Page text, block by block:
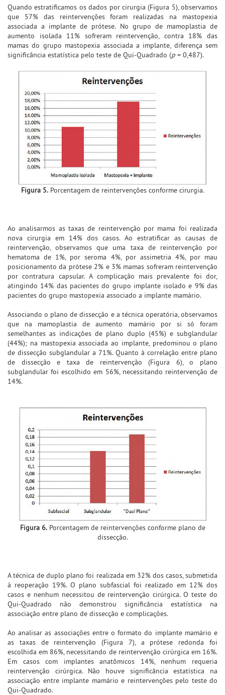
Quando estratificamos os dados por cirurgia (Figura 5), observamos
que 57% das reintervenções foram realizadas na mastopexia
associada a implante de prótese. No grupo de mamoplastia de
aumento isolada 11% sofreram reintervenção, contra 18% das
mamas do grupo mastopexia associada a implante, diferença sem
significância estatística pelo teste de Qui-Quadrado (p = 0,487).
Figura 5.Porcentagem de reintervenções conforme cirurgia.
Ao analisarmos as taxas de reintervenção por mama foi realizada
nova cirurgia em 14% dos casos. Ao estratificar as causas de
reintervenção, observamos que uma taxa de reintervenção por
hematoma de 1%, por seroma 4%, por assimetria 4%, por mau
posicionamento da prótese 2% e 3% mamas sofreram reintervenção
por contratura capsular. A complicação mais prevalente foi dor,
atingindo 14% das pacientes do grupo implante isolado e 9% das
pacientes do grupo mastopexia associado a implante mamário.
Associando o plano de dissecção e a técnica operatória, observamos
que na mamoplastia de aumento mamário por si só foram
semelhantes as indicações de plano duplo (45%) e subglandular
(44%); na mastopexia associada ao implante, predominou o plano
de dissecção subglandular a 71%. Quanto à correlação entre plano
de dissecção e taxa de reintervenção (Figura 6), o plano
subglandular foi escolhido em 56%, necessitando reintervenção de
14%.
Figura 6.Porcentagem de reintervenções conforme plano de
dissecção.
A técnica de duplo plano foi realizada em 32% dos casos, submetida
à reoperação 19%. O plano subfascial foi realizado em 12% dos
casos e nenhum necessitou de reintervenção cirúrgica. O teste do
Qui-Quadrado não demonstrou significância estatística na
associação entre plano de dissecção e complicações.
Ao analisar as associações entre o formato do implante mamário e
as taxas de reintervenção (Figura 7), a prótese redonda foi
escolhida em 86%, necessitando de reintervenção cirúrgica em 16%.
Em casos com implantes anatômicos 14%, nenhum requeria
reintervenção cirúrgica. Não houve significância estatística na
associação entre implante mamário e reintervenções pelo teste do
Qui-Quadrado.